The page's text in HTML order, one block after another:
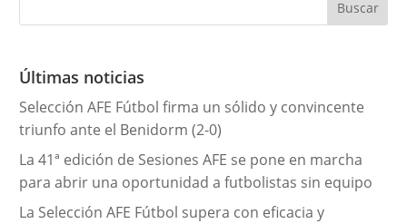
g
r
a
s
Últimas noticias
Selección AFE Fútbol firma un sólido y convincente
triunfo ante el Benidorm (2-0)
La 41ª edición de Sesiones AFE se pone en marcha
para abrir una oportunidad a futbolistas sin equipo
La Selección AFE Fútbol supera con eficacia y